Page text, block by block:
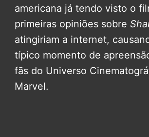
americana já tendo visto o
primeiras opiniões sobre
atingiriam a internet,
típico momento de
fãs do Universo
Marvel.